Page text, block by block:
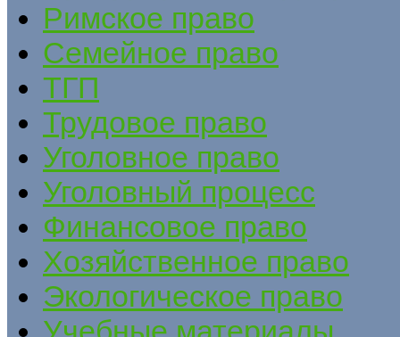
Римское право
Семейное право
ТГП
Трудовое право
Уголовное право
Уголовный процесс
Финансовое право
Хозяйственное право
Экологическое право